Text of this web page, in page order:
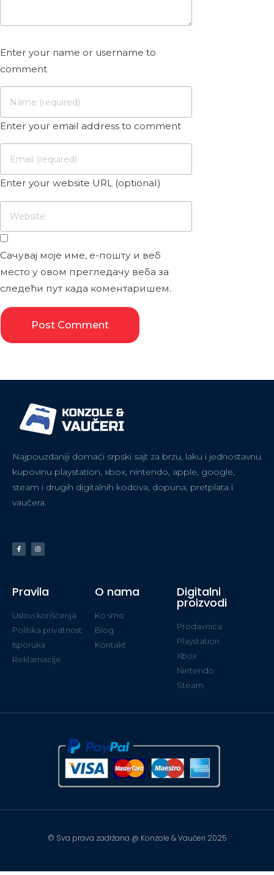
Enter your name or username to
comment
Enter your email address to comment
Enter your website URL (optional)
Сачувај моје име, е-пошту и веб
место у овом прегледачу веба за
следећи пут када коментаришем.
Najpouzdaniji domaći srpski sajt za brzu, laku i jednostavnu
kupovinu playstation, xbox, nintendo, apple, google,
steam i drugih digitalnih kodova, dopuna, pretplata i
vaučera.
Pravila
Uslovi korišćenja
Politika privatnost
Isporuka
Reklamacije
O nama
Ko smo
Blog
Kontakt
Digitalni
proizvodi
Prodavnica
Playstation
Xbox
Nintendo
Steam
© Sva prava zadržana @ Konzole & Vaučeri 2025